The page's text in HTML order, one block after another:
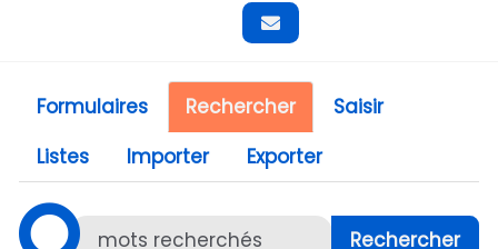
Formulaires Rechercher
Saisir
Listes
Importer Exporter